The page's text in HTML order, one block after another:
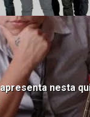
nesta